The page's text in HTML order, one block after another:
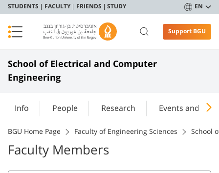
STUDENTS FACULTY FRIENDS STUDY EN
Support BGU
School of Electrical and Computer
Engineering
Info People Research Events and
BGU Home Page Faculty of Engineering Sciences School
Faculty Members